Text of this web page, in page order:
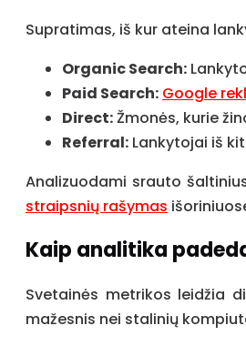
Supratimas, iš kur ateina
Organic Search:
Paid Search: Google
Direct:Žmonės, kurie
Referral: Lankytojai iš
Analizuodami srauto
straipsnių rašymas
Kaip analitika
Svetainės metrikos leidžia
mažesnis nei stalinių